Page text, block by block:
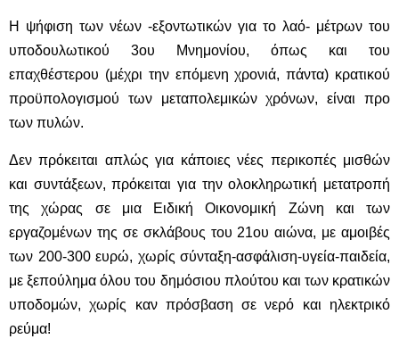
Η ψήφιση των νέων -εξοντωτικών για το λαό- μέτρων του
υποδουλωτικού 3ου Μνημονίου, όπως και του
επαχθέστερου (μέχρι την επόμενη χρονιά, πάντα) κρατικού
προϋπολογισμού των μεταπολεμικών χρόνων, είναι προ
των πυλών.
Δεν πρόκειται απλώς για κάποιες νέες περικοπές μισθών
και συντάξεων, πρόκειται για την ολοκληρωτική μετατροπή
της χώρας σε μια Ειδική Οικονομική Ζώνη και των
εργαζομένων της σε σκλάβους του 21ου αιώνα, με αμοιβές
των 200-300 ευρώ, χωρίς σύνταξη-ασφάλιση-υγεία-παιδεία,
με ξεπούλημα όλου του δημόσιου πλούτου και των κρατικών
υποδομών, χωρίς καν πρόσβαση σε νερό και ηλεκτρικό
ρεύμα!